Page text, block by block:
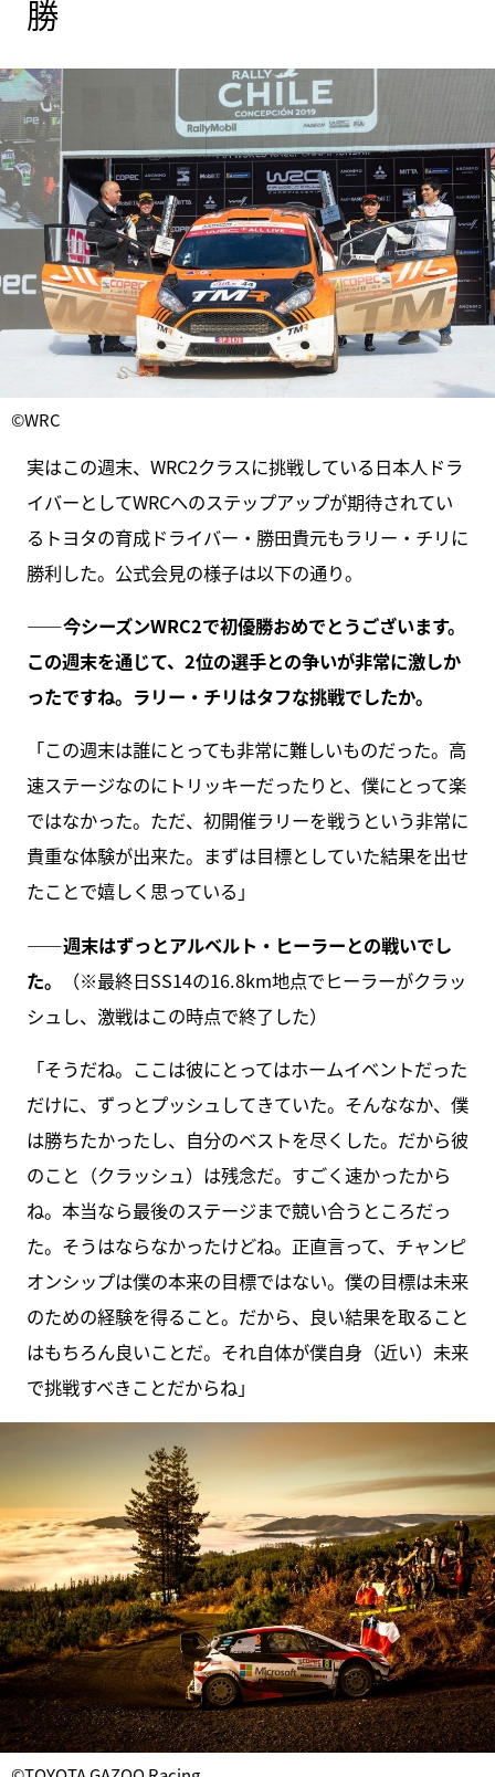
勝
©WRC
実はこの週末、WRC2クラスに挑戦している日本人ドラ
イバーとしてWRCへのステップアップが期待されてい
るトヨタの育成ドライバー・勝田貴元もラリー・チリに
勝利した。公式会見の様子は以下の通り。
――今シーズンWRC2で初優勝おめでとうございます。
この週末を通じて、2位の選手との争いが非常に激しか
ったですね。ラリー・チリはタフな挑戦でしたか。
「この週末は誰にとっても非常に難しいものだった。高
速ステージなのにトリッキーだったりと、僕にとって楽
ではなかった。ただ、初開催ラリーを戦うという非常に
貴重な体験が出来た。まずは目標としていた結果を出せ
たことで嬉しく思っている」
――週末はずっとアルベルト・ヒーラーとの戦いでし
た。
（※最終日SS14の16.8km地点でヒーラーがクラッ
シュし、激戦はこの時点で終了した）
「そうだね。ここは彼にとってはホームイベントだった
だけに、ずっとプッシュしてきていた。そんななか、僕
は勝ちたかったし、自分のベストを尽くした。だから彼
のこと（クラッシュ）は残念だ。すごく速かったから
ね。本当なら最後のステージまで競い合うところだっ
た。そうはならなかったけどね。正直言って、チャンピ
オンシップは僕の本来の目標ではない。僕の目標は未来
のための経験を得ること。だから、良い結果を取ること
はもちろん良いことだ。それ自体が僕自身（近い）未来
で挑戦すべきことだからね」